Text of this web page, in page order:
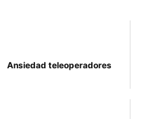
Ansiedad teleoperadores